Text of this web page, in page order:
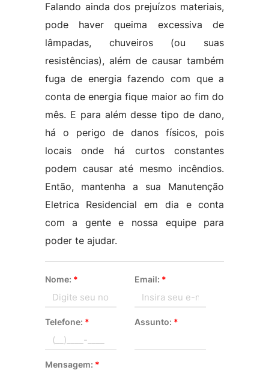
Falando ainda dos prejuízos materiais,
pode haver queima excessiva de
lâmpadas, chuveiros (ou suas
resistências), além de causar também
fuga de energia fazendo com que a
conta de energia fique maior ao fim do
mês. E para além desse tipo de dano,
há o perigo de danos físicos, pois
locais onde há curtos constantes
podem causar até mesmo incêndios.
Então, mantenha a sua Manutenção
Eletrica Residencial em dia e conta
com a gente e nossa equipe para
poder te ajudar.
Nome: * Email: *
Telefone: * Assunto: *
Mensagem: *